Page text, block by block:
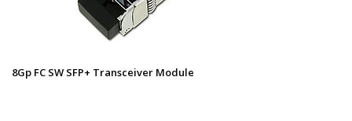
8Gp FC SW SFP+ Transceiver Module